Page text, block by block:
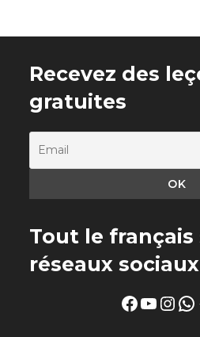
Recevez des
gratuites
Tout le français
réseaux sociaux
Facebook
YouTube